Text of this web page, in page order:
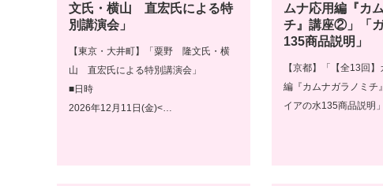
文氏・横山 直宏氏による特
別講演会」
【東京・大井町】「粟野 隆文氏・横
山 直宏氏による特別講演会」
■日時
2026年12月11日(金)<…
ムナ応用編『カ
チ』講座②」「
135商品説明」
【京都】「【全13回
編『カムナガラノミ
イアの水135商品説明」